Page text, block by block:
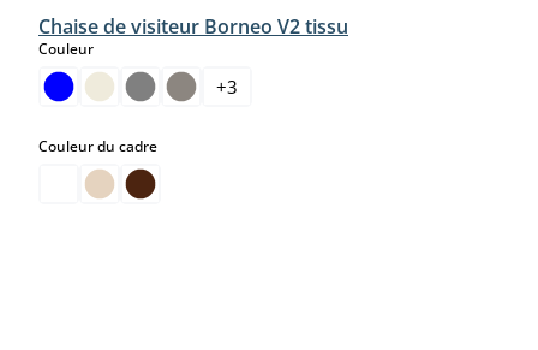
Chaise de visiteur Borneo V2 tissu
Couleurselect
+3
Couleur du cadreselect